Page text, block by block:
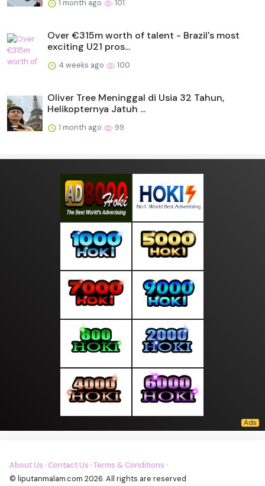
1 month ago 101
Over €315m worth of talent - Brazil's most
exciting U21 pros...
4 weeks ago 100
Oliver Tree Meninggal di Usia 32 Tahun,
Helikopternya Jatuh ...
1 month ago 99
About Us · Contact Us ·Terms & Conditions ·
© liputanmalam.com 2026. All rights are reserved